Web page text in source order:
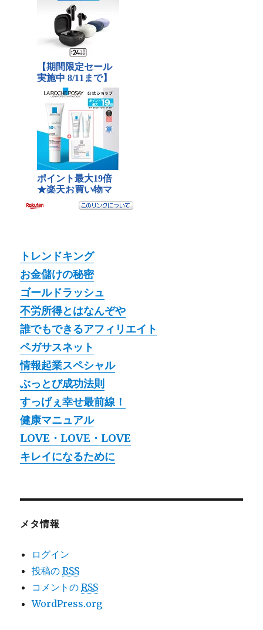
トレンドキング
お金儲けの秘密
ゴールドラッシュ
不労所得とはなんぞや
誰でもできるアフィリエイト
ペガサスネット
情報起業スペシャル
ぶっとび成功法則
すっげぇ幸せ最前線！
健康マニュアル
LOVE・LOVE・LOVE
キレイになるために
メタ情報
ログイン
投稿のRSS
コメントのRSS
WordPress.org